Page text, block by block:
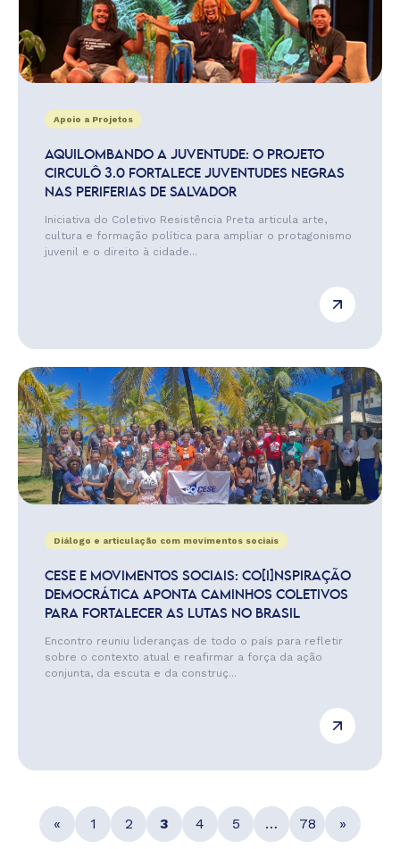
Apoio a Projetos
AQUILOMBANDO A JUVENTUDE: O PROJETO
CIRCULÔ 3.0 FORTALECE JUVENTUDES NEGRAS
NAS PERIFERIAS DE SALVADOR
Iniciativa do Coletivo Resistência Preta articula arte,
cultura e formação política para ampliar o protagonismo
juvenil e o direito à cidade...
Diálogo e articulação com movimentos sociais
CESE E MOVIMENTOS SOCIAIS: CO[I]NSPIRAÇÃO
DEMOCRÁTICA APONTA CAMINHOS COLETIVOS
PARA FORTALECER AS LUTAS NO BRASIL
Encontro reuniu lideranças de todo o país para refletir
sobre o contexto atual e reafirmar a força da ação
conjunta, da escuta e da construç...
« 1 2 3 4 5 … 78 »